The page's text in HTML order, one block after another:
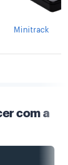
Minitrack
com a